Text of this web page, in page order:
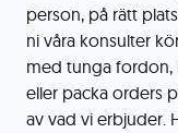
person, på rätt
ni våra konsulter
med tunga fordon,
eller packa orders
av vad vi erbjuder.